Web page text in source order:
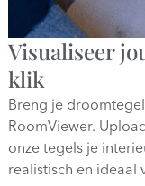
Visualiseer
klik
Breng je
RoomViewer.
onze tegels je
realistisch en ideaal